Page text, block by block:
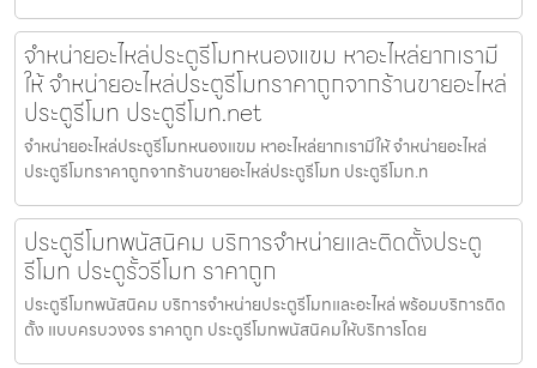
จำหน่ายอะไหล่ประตูรีโมทหนองแขม หาอะไหล่ยากเรามี
ให้ จำหน่ายอะไหล่ประตูรีโมทราคาถูกจากร้านขายอะไหล่
ประตูรีโมท ประตูรีโมท.net
จำหน่ายอะไหล่ประตูรีโมทหนองแขม หาอะไหล่ยากเรามีให้ จำหน่ายอะไหล่
ประตูรีโมทราคาถูกจากร้านขายอะไหล่ประตูรีโมท ประตูรีโมท.n
ประตูรีโมทพนัสนิคม บริการจำหน่ายและติดตั้งประตู
รีโมท ประตูรั้วรีโมท ราคาถูก
ประตูรีโมทพนัสนิคม บริการจำหน่ายประตูรีโมทและอะไหล่ พร้อมบริการติด
ตั้ง แบบครบวงจร ราคาถูก ประตูรีโมทพนัสนิคมให้บริการโดย